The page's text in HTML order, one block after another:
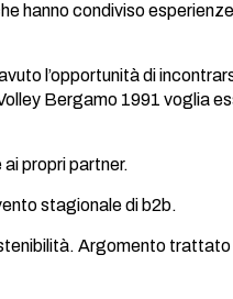
hanno condiviso
l’opportunità di
Bergamo 1991 voglia
propri partner.
stagionale di b2b.
Argomento